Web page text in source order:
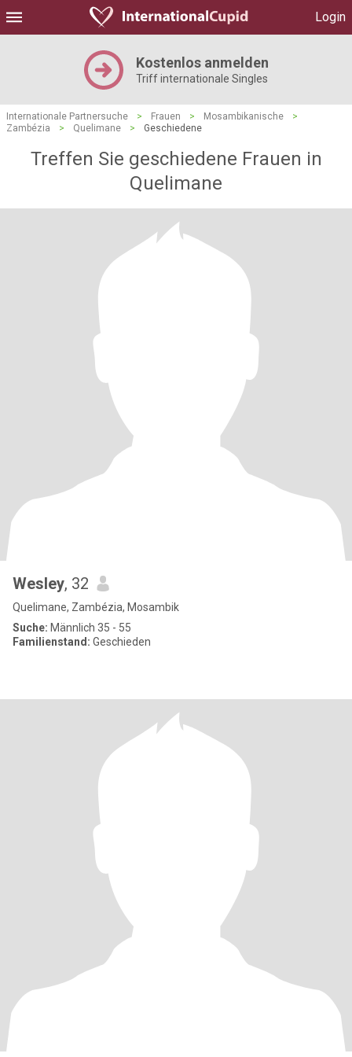
Login
Kostenlos anmelden
Triff internationale Singles
Internationale Partnersuche > Frauen > Mosambikanische
>
Zambézia
> Quelimane > Geschiedene
Treffen Sie geschiedene Frauen in
Quelimane
Wesley, 32
Quelimane, Zambézia, Mosambik
Suche: Männlich 35 - 55
Familienstand: Geschieden